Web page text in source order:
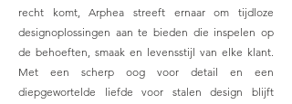
recht komt, Arphea streeft ernaar om tijdloze
designoplossingen aan te bieden die inspelen op
de behoeften, smaak en levensstijl van elke klant.
Met een scherp oog voor detail en een
diepgewortelde liefde voor stalen design blijft